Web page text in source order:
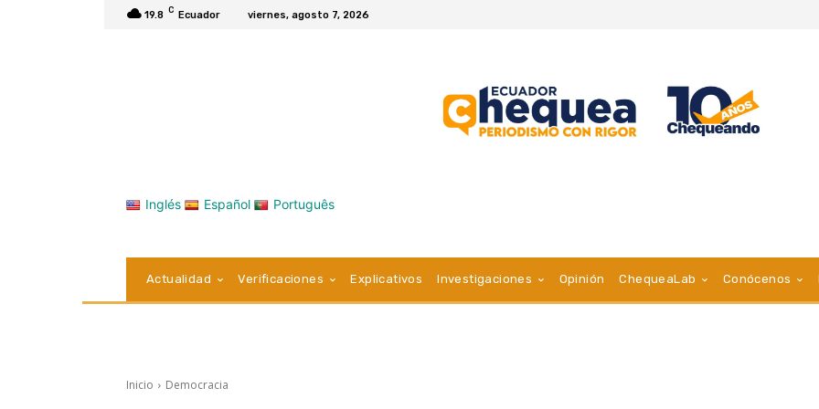
19.8 C Ecuador viernes, agosto 7, 2026
Inglés Español Português
Actualidad Verificaciones Explicativos Investigaciones Opinión ChequeaLab Conócenos
Inicio Democracia